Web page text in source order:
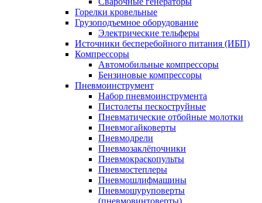
Горелки кровельные
Грузоподъемное оборудование
Электрические тельферы
Источники бесперебойного питания (ИБП)
Компрессоры
Автомобильные компрессоры
Бензиновые компрессоры
Пневмоинструмент
Набор пневмоинструмента
Пистолеты пескоструйные
Пневматические отбойные молотки
Пневмогайковерты
Пневмодрели
Пневмозаклёпочники
Пневмокраскопульты
Пневмостеплеры
Пневмошлифмашины
Пневмошуруповерты
(пневмовинтоверты)